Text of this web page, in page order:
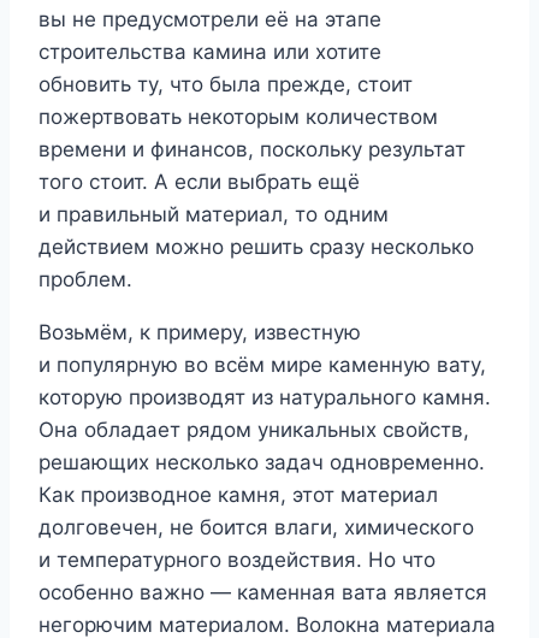
вы не предусмотрели её на этапе
строительства камина или хотите
обновить ту, что была прежде, стоит
пожертвовать некоторым количеством
времени и финансов, поскольку результат
того стоит. А если выбрать ещё
и правильный материал, то одним
действием можно решить сразу несколько
проблем.
Возьмём, к примеру, известную
и популярную во всём мире каменную вату,
которую производят из натурального камня.
Она обладает рядом уникальных свойств,
решающих несколько задач одновременно.
Как производное камня, этот материал
долговечен, не боится влаги, химического
и температурного воздействия. Но что
особенно важно — каменная вата является
негорючим материалом. Волокна материала